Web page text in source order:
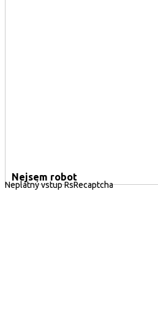
Nejsem robot
Neplatný vstup RsRecaptcha